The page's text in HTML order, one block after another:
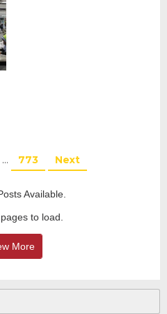
… 773 Next
Available.
to load.
More